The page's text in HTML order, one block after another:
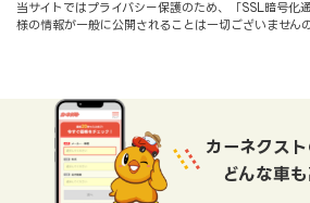
当サイトではプライバシー保護のため、「SSL暗号化
様の情報が一般に公開されることは一切ございません
カーネクス
どんな車